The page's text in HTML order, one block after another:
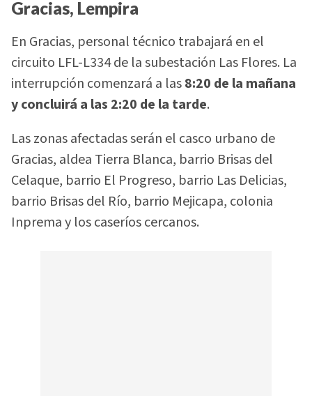
Gracias, Lempira
En Gracias, personal técnico trabajará en el
circuito LFL-L334 de la subestación Las Flores. La
interrupción comenzará a las8:20 de la mañana
y concluirá a las 2:20 de la tarde.
Las zonas afectadas serán el casco urbano de
Gracias, aldea Tierra Blanca, barrio Brisas del
Celaque, barrio El Progreso, barrio Las Delicias,
barrio Brisas del Río, barrio Mejicapa, colonia
Inprema y los caseríos cercanos.